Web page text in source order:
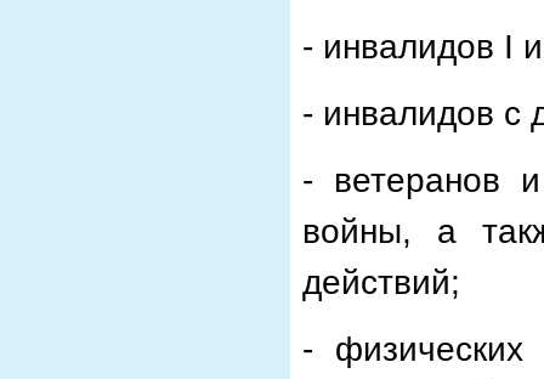
- инвалидов I
- инвалидов с
- ветеранов
войны, а
действий;
-